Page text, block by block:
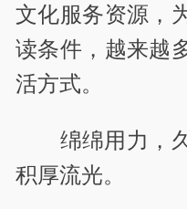
文化服务资源，
读条件，越来越
活方式。
绵绵用力，
积厚流光。